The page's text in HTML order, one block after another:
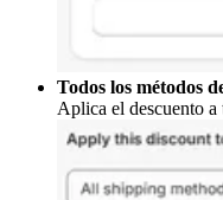
Todos los métodos
Aplica el descuento